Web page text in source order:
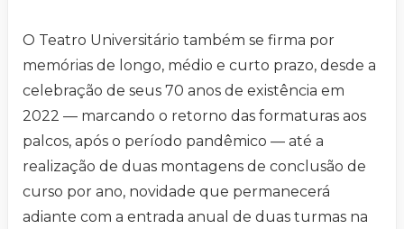
O Teatro Universitário também se firma por
memórias de longo, médio e curto prazo, desde a
celebração de seus 70 anos de existência em
2022 — marcando o retorno das formaturas aos
palcos, após o período pandêmico — até a
realização de duas montagens de conclusão de
curso por ano, novidade que permanecerá
adiante com a entrada anual de duas turmas na